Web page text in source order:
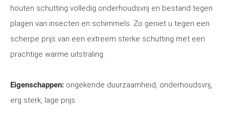
houten schutting volledig onderhoudsvrij en bestand tegen
plagen van insecten en schimmels. Zo geniet u tegen een
scherpe prijs van een extreem sterke schutting met een
prachtige warme uitstraling.
Eigenschappen: ongekende duurzaamheid, onderhoudsvrij,
erg sterk, lage prijs.